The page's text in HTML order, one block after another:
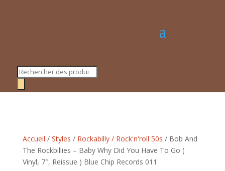
Recherche
produits
Accueil / Styles / Rockabilly / Rock'n'roll 50s / Bob And
The Rockbillies – Baby Why Did You Have To Go (
Vinyl, 7″, Reissue ) Blue Chip Records 011